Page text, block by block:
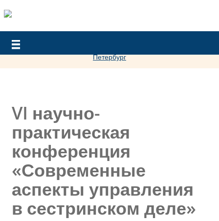
Войти
Посмотреть другие мероприятия организации
Петербург
VI научно-
практическая
конференция
«Современные
аспекты управления
в сестринском деле»